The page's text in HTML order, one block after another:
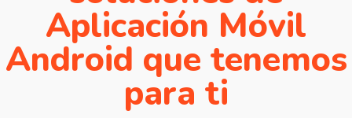
Aplicación Móvil
Android que tenemos
para ti